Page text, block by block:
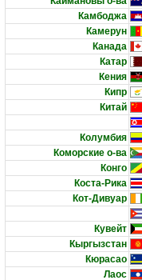
Камбоджа
Камерун
Канада
Катар
Кения
Кипр
Китай
Колумбия
Коморские о-ва
Конго
Коста-Рика
Кот-Дивуар
Кувейт
Кыргызстан
Кюрасао
Лаос